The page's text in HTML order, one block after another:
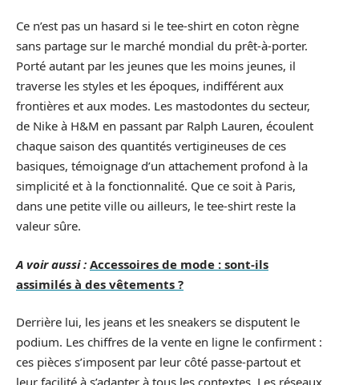
Ce n’est pas un hasard si le tee-shirt en coton règne
sans partage sur le marché mondial du prêt-à-porter.
Porté autant par les jeunes que les moins jeunes, il
traverse les styles et les époques, indifférent aux
frontières et aux modes. Les mastodontes du secteur,
de Nike à H&M en passant par Ralph Lauren, écoulent
chaque saison des quantités vertigineuses de ces
basiques, témoignage d’un attachement profond à la
simplicité et à la fonctionnalité. Que ce soit à Paris,
dans une petite ville ou ailleurs, le tee-shirt reste la
valeur sûre.
A voir aussi : Accessoires de mode : sont-ils
assimilés à des vêtements ?
Derrière lui, les jeans et les sneakers se disputent le
podium. Les chiffres de la vente en ligne le confirment :
ces pièces s’imposent par leur côté passe-partout et